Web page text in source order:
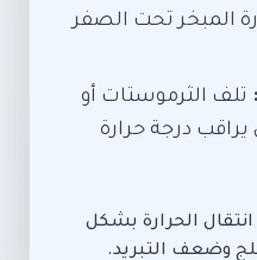
المبخر تحت الصفر
تلف الثرموستات أو
درجة حرارة
الحرارة بشكل
وضعف التبريد.